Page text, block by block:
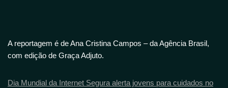
A reportagem é de Ana Cristina Campos – da Agência Brasil,
com edição de Graça Adjuto.
Dia Mundial da Internet Segura alerta jovens para cuidados no